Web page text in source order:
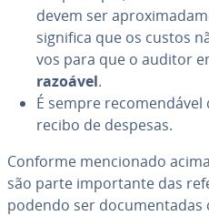
devem ser
significa que os custos
vos para que o auditor
razoável.
É sempre re­co­men­dá­vel
recibo de despesas.
Conforme men­ci­o­nado
são parte im­por­tante das
podendo ser do­cu­men­ta­das